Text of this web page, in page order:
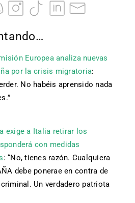
Europea analiza nuevas
por la crisis migratoria:
No habéis aprensido nada
”
exige a Italia retirar los
con medidas
: “No, tienes razón. Cualquiera
debe ponerae en contra de
Un verdadero patriota